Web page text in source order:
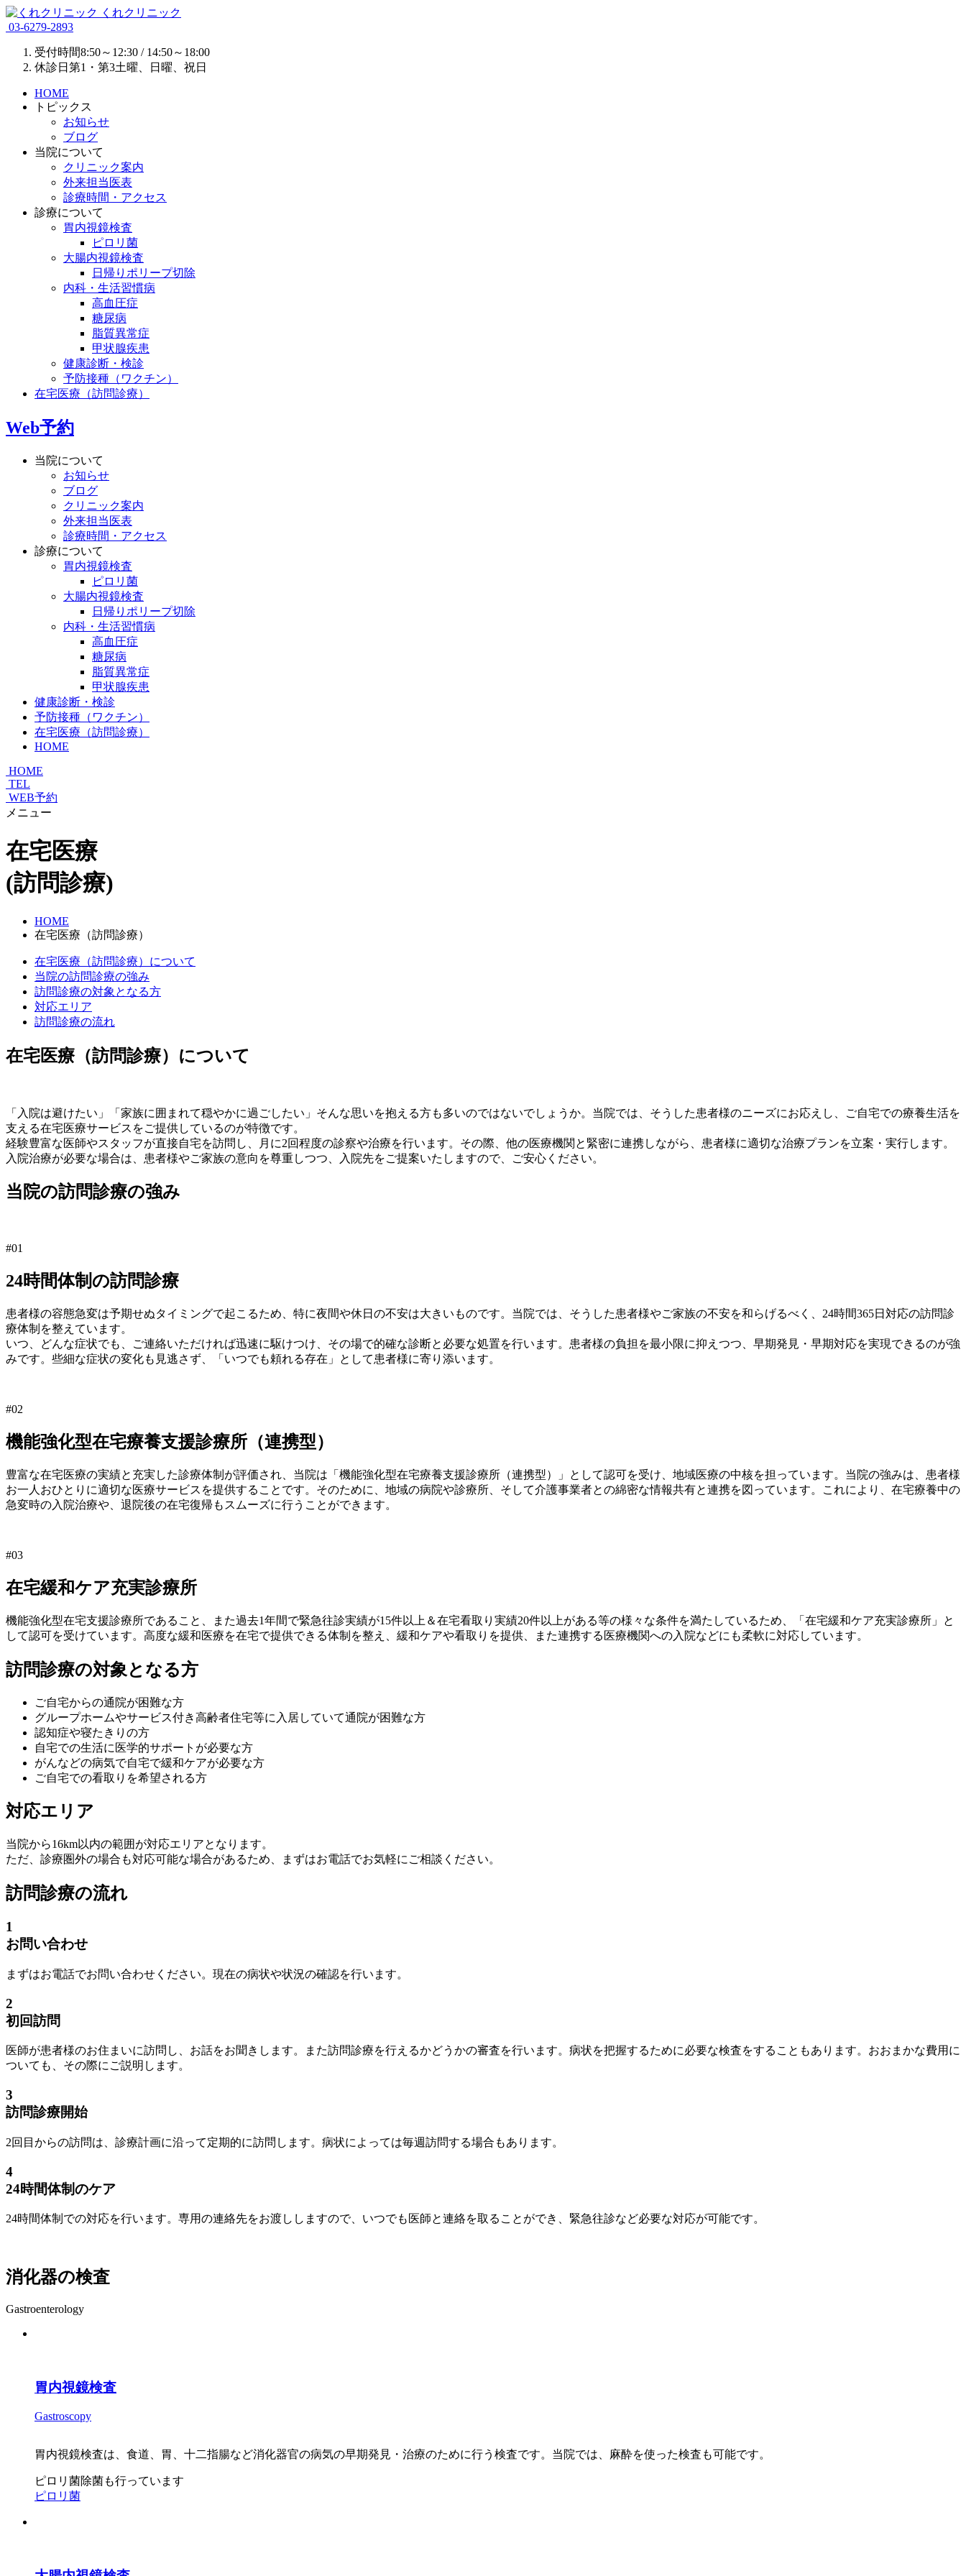
くれクリニック
03-6279-2893
受付時間8:50～12:30 / 14:50～18:00
休診日 第1・第3土曜、日曜、祝日
HOME
トピックス
お知らせ
ブログ
当院について
クリニック案内
外来担当医表
診療時間・アクセス
診療について
胃内視鏡検査
ピロリ菌
大腸内視鏡検査
日帰りポリープ切除
内科・生活習慣病
高血圧症
糖尿病
脂質異常症
甲状腺疾患
健康診断・検診
予防接種（ワクチン）
在宅医療（訪問診療）
Web予約
当院について
お知らせ
ブログ
クリニック案内
外来担当医表
診療時間・アクセス
診療について
胃内視鏡検査
ピロリ菌
大腸内視鏡検査
日帰りポリープ切除
内科・生活習慣病
高血圧症
糖尿病
脂質異常症
甲状腺疾患
健康診断・検診
予防接種（ワクチン）
在宅医療（訪問診療）
HOME
HOME
TEL
WEB予約
メニュー
在宅医療
(訪問診療)
HOME
在宅医療（訪問診療）
在宅医療（訪問診療）について
当院の訪問診療の強み
訪問診療の対象となる方
対応エリア
訪問診療の流れ
在宅医療（訪問診療）について
「入院は避けたい」「家族に囲まれて穏やかに過ごしたい」そんな思いを抱える方も多いのではないでしょうか。当院では、そうした患者様のニーズにお応えし、ご自宅での療養生活を
支える在宅医療サービスをご提供しているのが特徴です。
経験豊富な医師やスタッフが直接自宅を訪問し、月に2回程度の診察や治療を行います。その際、他の医療機関と緊密に連携しながら、患者様に適切な治療プランを立案・実行します。
入院治療が必要な場合は、患者様やご家族の意向を尊重しつつ、入院先をご提案いたしますので、ご安心ください。
当院の訪問診療の強み
#01
24時間体制の訪問診療
患者様の容態急変は予期せぬタイミングで起こるため、特に夜間や休日の不安は大きいものです。当院では、そうした患者様やご家族の不安を和らげるべく、24時間365日対応の訪問診
療体制を整えています。
いつ、どんな症状でも、ご連絡いただければ迅速に駆けつけ、その場で的確な診断と必要な処置を行います。患者様の負担を最小限に抑えつつ、早期発見・早期対応を実現できるのが強
みです。些細な症状の変化も見逃さず、「いつでも頼れる存在」として患者様に寄り添います。
#02
機能強化型在宅療養支援診療所（連携型）
豊富な在宅医療の実績と充実した診療体制が評価され、当院は「機能強化型在宅療養支援診療所（連携型）」として認可を受け、地域医療の中核を担っています。当院の強みは、患者様
お一人おひとりに適切な医療サービスを提供することです。そのために、地域の病院や診療所、そして介護事業者との綿密な情報共有と連携を図っています。これにより、在宅療養中の
急変時の入院治療や、退院後の在宅復帰もスムーズに行うことができます。
#03
在宅緩和ケア充実診療所
機能強化型在宅支援診療所であること、また過去1年間で緊急往診実績が15件以上＆在宅看取り実績20件以上がある等の様々な条件を満たしているため、「在宅緩和ケア充実診療所」と
して認可を受けています。高度な緩和医療を在宅で提供できる体制を整え、緩和ケアや看取りを提供、また連携する医療機関への入院などにも柔軟に対応しています。
訪問診療の対象となる方
ご自宅からの通院が困難な方
グループホームやサービス付き高齢者住宅等に入居していて通院が困難な方
認知症や寝たきりの方
自宅での生活に医学的サポートが必要な方
がんなどの病気で自宅で緩和ケアが必要な方
ご自宅での看取りを希望される方
対応エリア
当院から16km以内の範囲が対応エリアとなります。
ただ、診療圏外の場合も対応可能な場合があるため、まずはお電話でお気軽にご相談ください。
訪問診療の流れ
1
お問い合わせ
まずはお電話でお問い合わせください。現在の病状や状況の確認を行います。
2
初回訪問
医師が患者様のお住まいに訪問し、お話をお聞きします。また訪問診療を行えるかどうかの審査を行います。病状を把握するために必要な検査をすることもあります。おおまかな費用に
ついても、その際にご説明します。
3
訪問診療開始
2回目からの訪問は、診療計画に沿って定期的に訪問します。病状によっては毎週訪問する場合もあります。
4
24時間体制のケア
24時間体制での対応を行います。専用の連絡先をお渡ししますので、いつでも医師と連絡を取ることができ、緊急往診など必要な対応が可能です。
消化器の検査
Gastroenterology
胃内視鏡検査
Gastroscopy
胃内視鏡検査は、食道、胃、十二指腸など消化器官の病気の早期発見・治療のために行う検査です。当院では、麻酔を使った検査も可能です。
ピロリ菌除菌も行っています
ピロリ菌